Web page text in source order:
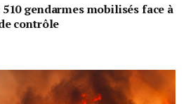
gendarmes mobilisés face à
contrôle